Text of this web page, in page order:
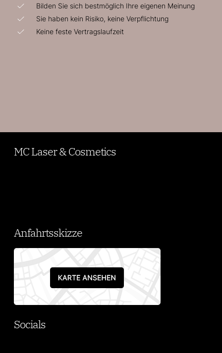
Bilden Sie sich bestmöglich Ihre eigenen Meinung
Sie haben kein Risiko, keine Verpflichtung
Keine feste Vertragslaufzeit
MC Laser & Cosmetics
Anfahrtsskizze
Socials